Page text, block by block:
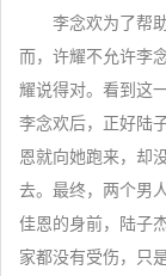
李念欢为了帮助
而，许耀不允许李
耀说得对。看到这
李念欢后，正好陆
恩就向她跑来，却
去。最终，两个男
佳恩的身前，陆子
家都没有受伤，只